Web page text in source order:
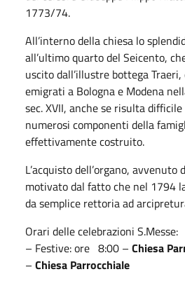
1773/74.
All’interno della chiesa lo
all’ultimo quarto del Seicento,
uscito dall’illustre bottega
emigrati a Bologna e Modena
sec. XVII, anche se risulta
numerosi componenti della
effettivamente costruito.
L’acquisto dell’organo, avvenuto
motivato dal fatto che nel 1794
da semplice rettoria ad
Orari delle celebrazioni S.Messe:
– Festive: ore 8:00 – Chiesa
– Chiesa Parrocchiale